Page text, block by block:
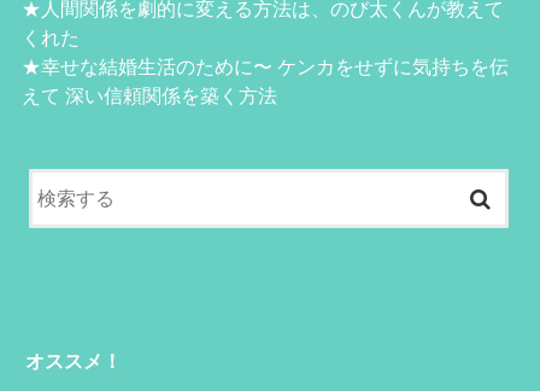
★ 人間関係を劇的に変える方法は、のび太くんが教えて
くれた
★幸せな結婚生活のために〜 ケンカをせずに気持ちを伝
えて 深い信頼関係を築く方法
オススメ！